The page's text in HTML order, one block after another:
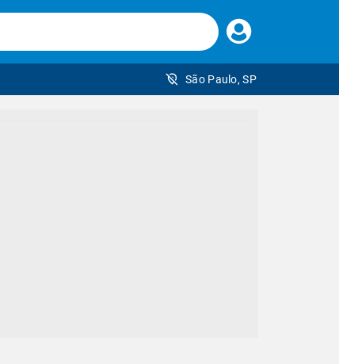
Faça
seu
São Paulo, SP